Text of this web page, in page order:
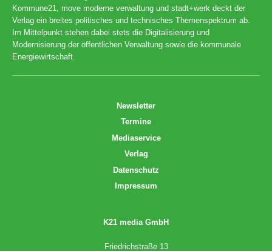
Kommune21, move moderne verwaltung und stadt+werk deckt der
Verlag ein breites politisches und technisches Themenspektrum ab.
Im Mittelpunkt stehen dabei stets die Digitalisierung und
Modernisierung der öffentlichen Verwaltung sowie die kommunale
Energiewirtschaft.
Newsletter
Termine
Mediaservice
Verlag
Datenschutz
Impressum
K21 media GmbH
Friedrichstraße 13